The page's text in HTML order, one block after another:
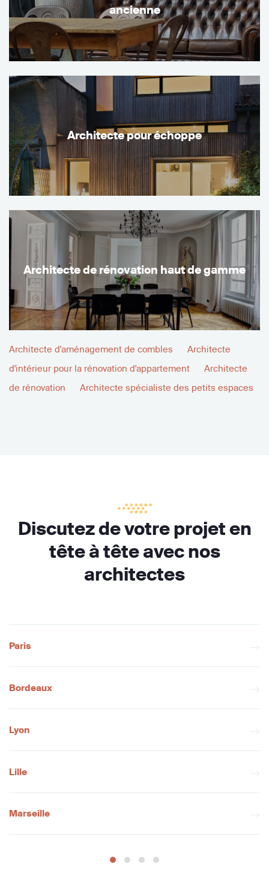
ancienne
Architecte pour échoppe
Architecte de rénovation haut de gamme
Architecte d'aménagement de combles
Architecte
d'intérieur pour la rénovation d'appartement
Architecte
de rénovation
Architecte spécialiste des petits espaces
Discutez de votre projet en
tête à tête avec nos
architectes
Paris
Bordeaux
Lyon
Lille
Marseille